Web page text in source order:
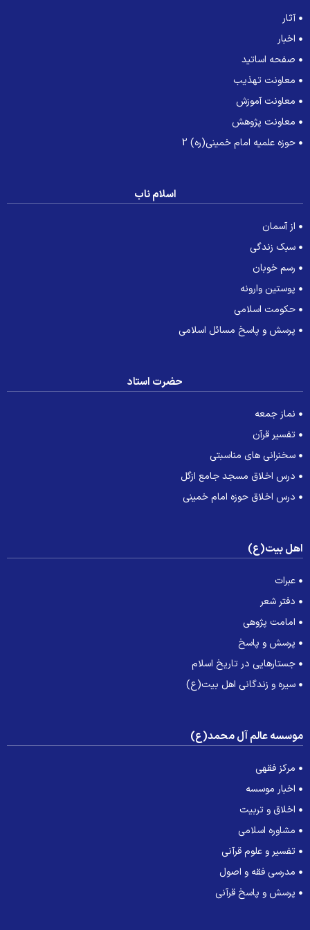
آثار
اخبار
صفحه اساتید
معاونت تهذیب
معاونت آموزش
معاونت پژوهش
حوزه علمیه امام خمینی(ره) 2
اسلام ناب
از آسمان
سبک زندگی
رسم خوبان
پوستین وارونه
حکومت اسلامی
پرسش و پاسخ مسائل اسلامی
حضرت استاد
نماز جمعه
تفسیر قرآن
سخنرانی های مناسبتی
درس اخلاق مسجد جامع ازگل
درس اخلاق حوزه امام خمینی
بیت(ع)
عبرات
دفتر شعر
امامت پژوهی
پرسش و پاسخ
جستارهایی در تاریخ اسلام
سیره و زندگانی اهل بیت(ع)
عالم آل محمد(ع)
مرکز فقهی
اخبار موسسه
اخلاق و تربیت
مشاوره اسلامی
تفسیر و علوم قرآنی
مدرسی فقه و اصول
پرسش و پاسخ قرآنی